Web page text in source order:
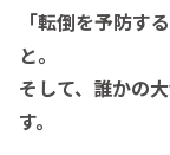
「転倒を予防す
と。
そして、誰かの
す。